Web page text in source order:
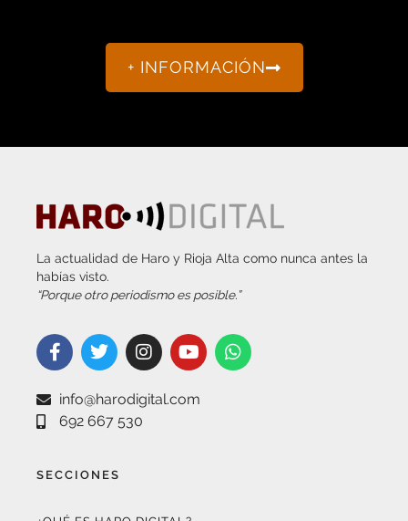
+ INFORMACIÓN
La actualidad de Haro y Rioja Alta como nunca antes la
habías visto.
“Porque otro periodismo es posible.”
info@harodigital.com
692 667 530
SECCIONES